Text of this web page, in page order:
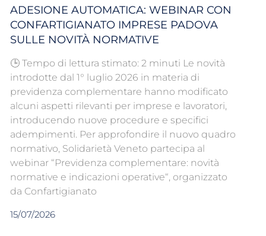
ADESIONE AUTOMATICA: WEBINAR CON
CONFARTIGIANATO IMPRESE PADOVA
SULLE NOVITÀ NORMATIVE
🕒 Tempo di lettura stimato: 2 minuti Le novità
introdotte dal 1° luglio 2026 in materia di
previdenza complementare hanno modificato
alcuni aspetti rilevanti per imprese e lavoratori,
introducendo nuove procedure e specifici
adempimenti. Per approfondire il nuovo quadro
normativo, Solidarietà Veneto partecipa al
webinar “Previdenza complementare: novità
normative e indicazioni operative“, organizzato
da Confartigianato
15/07/2026